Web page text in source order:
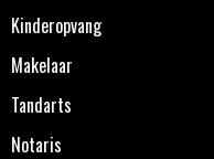
Kinderopvang
Makelaar
Tandarts
Notaris